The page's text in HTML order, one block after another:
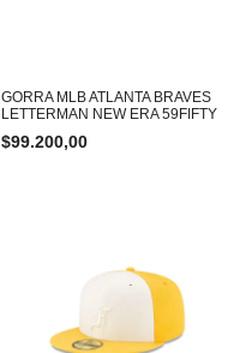
GORRA MLB ATLANTA BRAVES
LETTERMAN NEW ERA 59FIFTY
$99.200,00